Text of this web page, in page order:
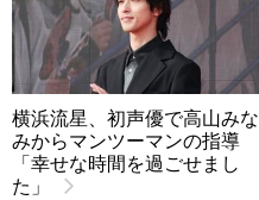
横浜流星、初声優で高山みな
みからマンツーマンの指導
「幸せな時間を過ごせまし
た」